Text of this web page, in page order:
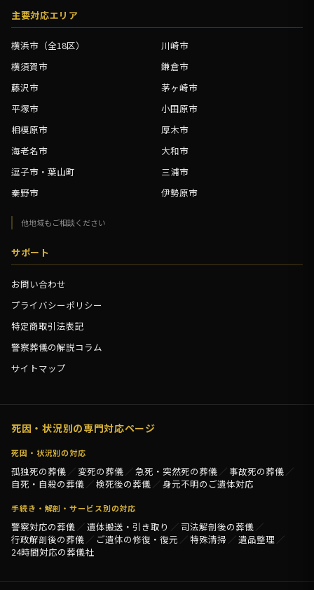
主要対応エリア
横浜市（全18区）
川崎市
横須賀市
鎌倉市
藤沢市
茅ヶ崎市
平塚市
小田原市
相模原市
厚木市
海老名市
大和市
逗子市・葉山町
三浦市
秦野市
伊勢原市
他地域もご相談ください
サポート
お問い合わせ
プライバシーポリシー
特定商取引法表記
警察葬儀の解説コラム
サイトマップ
死因・状況別の専門対応ページ
死因・状況別の対応
孤独死の葬儀 変死の葬儀 急死・突然死の葬儀
事故死の葬儀
自死・自殺の葬儀
検死後の葬儀 身元不明のご遺体対応
手続き・解剖・サービス別の対応
警察対応の葬儀 遺体搬送・引き取り
司法解剖後の葬儀
行政解剖後の葬儀
ご遺体の修復・復元 特殊清掃
遺品整理
24時間対応の葬儀社